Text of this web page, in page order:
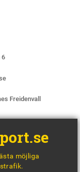
6
Freidenvall
möjliga